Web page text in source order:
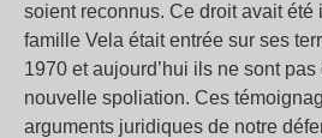
soient reconnus. Ce droit avait été
famille Vela était entrée sur ses
1970 et aujourd’hui ils ne sont
nouvelle spoliation. Ces
arguments juridiques de notre